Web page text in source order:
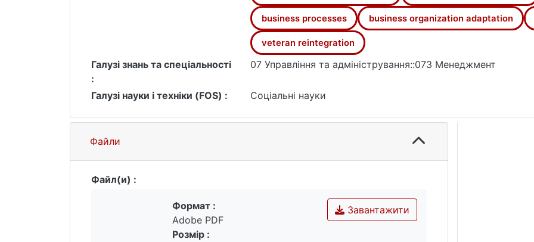
business processes business organization adaptation
veteran reintegration
Галузі знань та спеціальності
:
07 Управління та адміністрування::073 Менеджмент
Галузі науки і техніки (FOS) : Соціальні науки
Файли
Файл(и) :
Завантажити
Формат :
Adobe PDF
Розмір :